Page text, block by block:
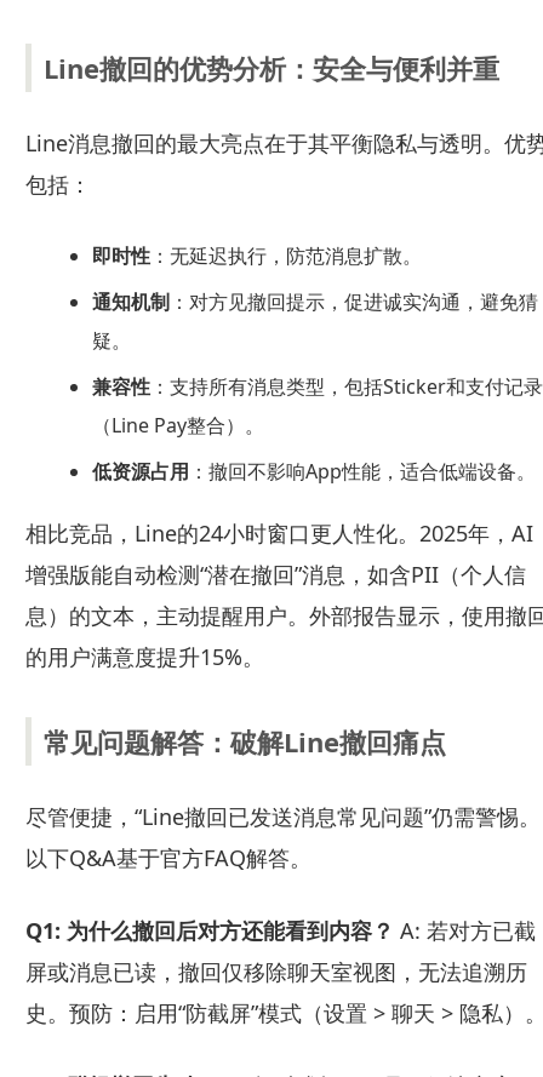
Line撤回的优势分析：安全与便利并重
Line消息撤回的最大亮点在于其平衡隐私与透明。优
包括：
即时性：无延迟执行，防范消息扩散。
通知机制：对方见撤回提示，促进诚实沟通，避免猜
疑。
兼容性：支持所有消息类型，包括Sticker和支付记录
（Line Pay整合）。
低资源占用 ：撤回不影响App性能，适合低端设备。
相比竞品，Line的24小时窗口更人性化。2025年，AI
增强版能自动检测“潜在撤回”消息，如含PII（个人信
息）的文本，主动提醒用户。外部报告显示，使用撤
的用户满意度提升15%。
常见问题解答：破解Line撤回痛点
尽管便捷，“Line撤回已发送消息常见问题”仍需警惕。
以下Q&A基于官方FAQ解答。
Q1: 为什么撤回后对方还能看到内容？ A: 若对方已截
屏或消息已读，撤回仅移除聊天室视图，无法追溯历
史。预防：启用“防截屏”模式（设置 > 聊天 > 隐私）